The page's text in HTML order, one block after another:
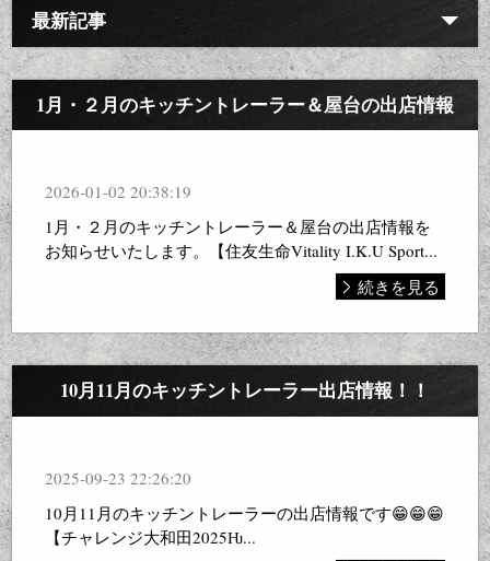
最新記事
1月・２月のキッチントレーラー＆屋台の出店情報
2026-01-02 20:38:19
1月・２月のキッチントレーラー＆屋台の出店情報を
お知らせいたします。【住友生命Vitality I.K.U Sport...
続きを見る
10月11月のキッチントレーラー出店情報！！
2025-09-23 22:26:20
10月11月のキッチントレーラーの出店情報です😁😁😁
【チャレンジ大和田2025Ƕ...